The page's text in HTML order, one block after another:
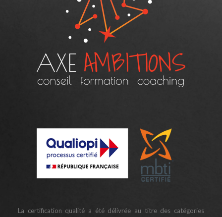
La certification qualité a été délivrée au titre des catégories